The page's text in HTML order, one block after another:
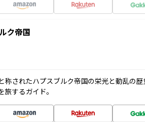
ク帝国
称されたハプスブルク帝国の栄光と動乱の
するガイド。